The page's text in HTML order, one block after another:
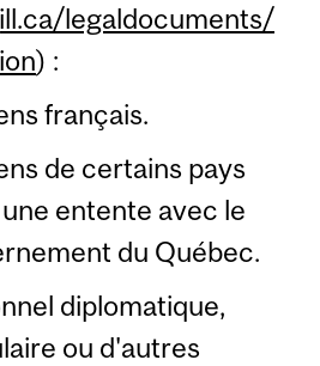
legaldocuments/
) :
français.
de certains pays
entente avec le
du Québec.
diplomatique,
ou d'autres